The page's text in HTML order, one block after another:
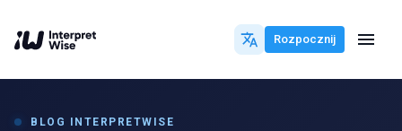
Rozpocznij
BLOG INTERPRETWISE